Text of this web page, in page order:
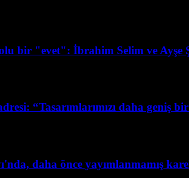
bir "evet": İbrahim Selim ve Ayşe
“Tasarımlarımızı daha geniş
daha önce yayımlanmamış